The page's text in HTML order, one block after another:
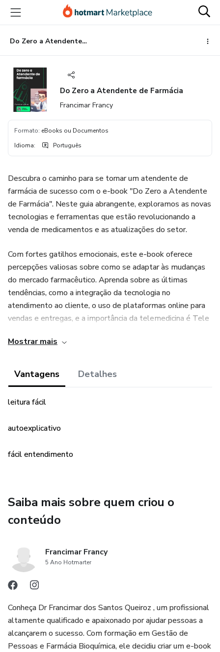
para
conteúdo
principal
para
pagamento
para
rodapé
Do Zero a Atendente de Farmácia
Do Zero a Atendente de Farmácia
Francimar Francy
Formato: eBooks ou Documentos
Idioma: Português
Descubra o caminho para se tornar um atendente de
farmácia de sucesso com o e-book "Do Zero a Atendente
de Farmácia". Neste guia abrangente, exploramos as novas
tecnologias e ferramentas que estão revolucionando a
venda de medicamentos e as atualizações do setor.
Com fortes gatilhos emocionais, este e-book oferece
percepções valiosas sobre como se adaptar às mudanças
do mercado farmacêutico. Aprenda sobre as últimas
tendências, como a integração da tecnologia no
atendimento ao cliente, o uso de plataformas online para
vendas e entregas, e a importância da telemedicina é Tele
e fidelizar os clientes. Explore o poder das vendas
consultivas, oferecendo soluções personalizadas e
destacar no setor, desenvolvendo habilidades de
de sucesso como atendente de farmácia. Não perca a
Adquira agora mesmo o e-book "Do Zero a Atendente de
Farmácia" e dê o primeiro passo rumo ao sucesso
profissional!
Mostrar mais
Vantagens Detalhes
leitura fácil
autoexplicativo
fácil entendimento
Saiba mais sobre quem criou o
conteúdo
Francimar Francy
5 Ano Hotmarter
Conheça Dr Francimar dos Santos Queiroz , um profissional
altamente qualificado e apaixonado por ajudar pessoas a
alcançarem o sucesso. Com formação em Gestão de
Pessoas e Farmácia Bioquímica, ele decidiu criar um e-book